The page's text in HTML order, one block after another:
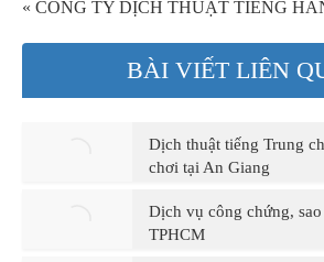
« CÔNG TY DỊCH THUẬT TIẾNG
BÀI VIẾT LIÊN
Dịch thuật tiếng Trung
chơi tại An Giang
Dịch vụ công chứng,
TPHCM